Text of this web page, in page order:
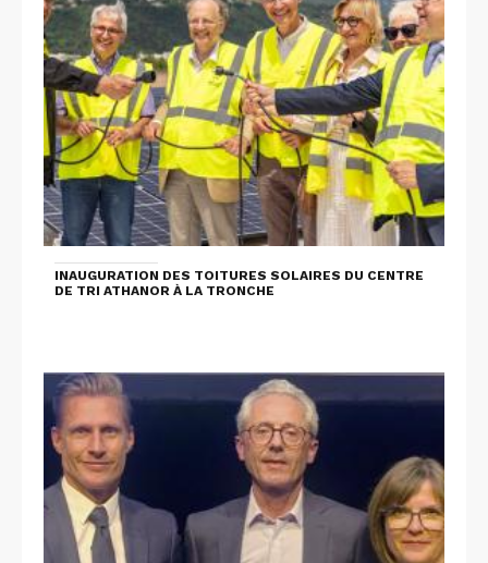
INAUGURATION DES TOITURES SOLAIRES DU CENTRE
DE TRI ATHANOR À LA TRONCHE